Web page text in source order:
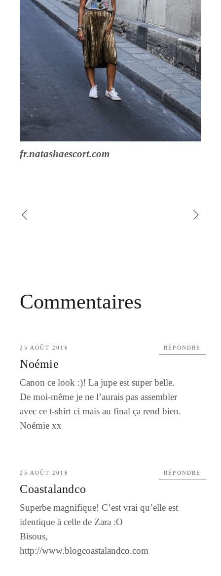
fr.natashaescort.com
Commentaires
25 AOÛT 2016
Noémie
Canon ce look :)! La jupe est super belle.
De moi-même je ne l’aurais pas assembler
avec ce t-shirt ci mais au final ça rend bien.
Noémie xx
RÉPONDRE
25 AOÛT 2016
Coastalandco
Superbe magnifique! C’est vrai qu’elle est
identique à celle de Zara :O
Bisous,
http://www.blogcoastalandco.com
RÉPONDRE